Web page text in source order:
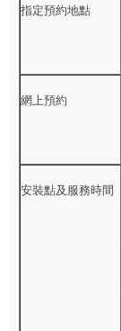
指定預約地點
網上預約
安裝點及服務時間